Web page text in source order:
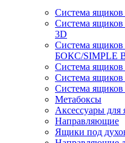
Система
Система
3D
Система
БОКС/SIMPLE
Система
Система
Система
Метабоксы
Аксессуары для
Направляющие
Ящики под